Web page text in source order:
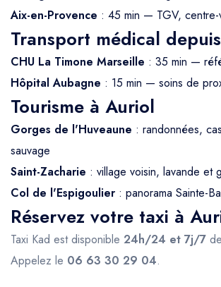
Aix-en-Provence : 45 min — TGV, centre-
Transport médical
CHU La Timone Marseille : 35 min —
Hôpital Aubagne : 15 min — soins de
Tourisme à Auriol
Gorges de l'Huveaune : randonnées,
sauvage
Saint-Zacharie : village voisin, lavande et
Col de l'Espigoulier : panorama Sainte-
Réservez votre taxi à
Taxi Kad est disponible 24h/24 et 7j/7
Appelez le 06 63 30 29 04.